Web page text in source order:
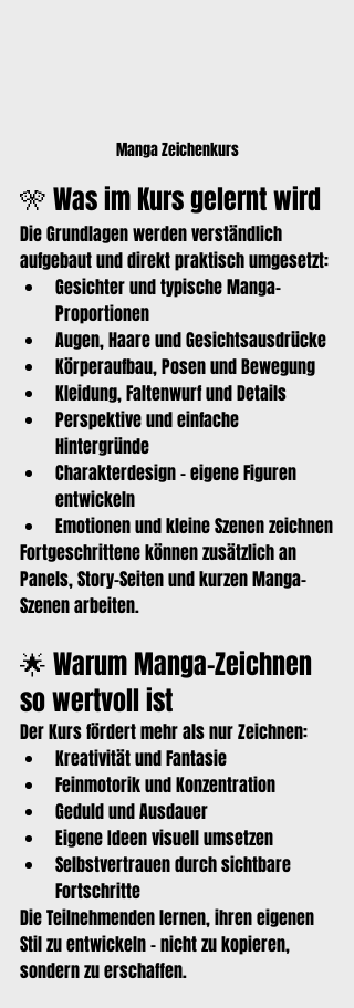
Manga Zeichenkurs
🎌 Was im Kurs gelernt wird
Die Grundlagen werden verständlich
aufgebaut und direkt praktisch umgesetzt:
Gesichter und typische Manga-
Proportionen
Augen, Haare und Gesichtsausdrücke
Körperaufbau, Posen und Bewegung
Kleidung, Faltenwurf und Details
Perspektive und einfache
Hintergründe
Charakterdesign – eigene Figuren
entwickeln
Emotionen und kleine Szenen zeichnen
Fortgeschrittene können zusätzlich an
Panels, Story-Seiten und kurzen Manga-
Szenen arbeiten.
🌟 Warum Manga-Zeichnen
so wertvoll ist
Der Kurs fördert mehr als nur Zeichnen:
Kreativität und Fantasie
Feinmotorik und Konzentration
Geduld und Ausdauer
Eigene Ideen visuell umsetzen
Selbstvertrauen durch sichtbare
Fortschritte
Die Teilnehmenden lernen, ihren eigenen
Stil zu entwickeln – nicht zu kopieren,
sondern zu erschaffen.